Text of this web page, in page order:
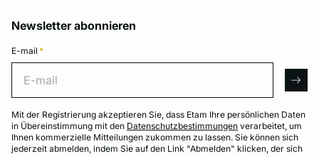
Newsletter abonnieren
E-mail *
Mit der Registrierung akzeptieren Sie, dass Etam Ihre persönlichen Daten
in Übereinstimmung mit den Datenschutzbestimmungen verarbeitet, um
Ihnen kommerzielle Mitteilungen zukommen zu lassen. Sie können sich
jederzeit abmelden, indem Sie auf den Link "Abmelden" klicken, der sich